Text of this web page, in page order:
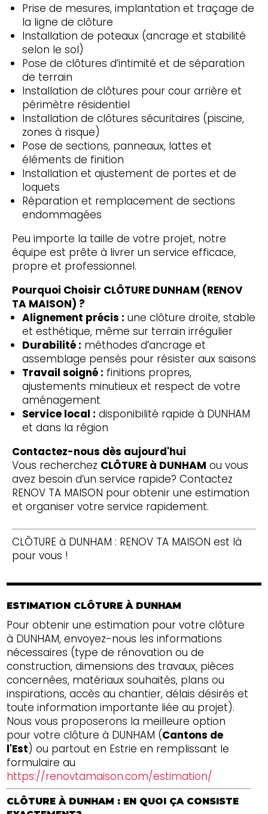
Prise de mesures, implantation et traçage de
la ligne de clôture
Installation de poteaux (ancrage et stabilité
selon le sol)
Pose de clôtures d’intimité et de séparation
de terrain
Installation de clôtures pour cour arrière et
périmètre résidentiel
Installation de clôtures sécuritaires (piscine,
zones à risque)
Pose de sections, panneaux, lattes et
éléments de finition
Installation et ajustement de portes et de
loquets
Réparation et remplacement de sections
endommagées
Peu importe la taille de votre projet, notre
équipe est prête à livrer un service efficace,
propre et professionnel.
Pourquoi Choisir CLÔTURE DUNHAM (RENOV
TA MAISON) ?
Alignement précis : une clôture droite, stable
et esthétique, même sur terrain irrégulier
Durabilité : méthodes d’ancrage et
assemblage pensés pour résister aux saisons
Travail soigné : finitions propres,
ajustements minutieux et respect de votre
aménagement
Service local : disponibilité rapide à DUNHAM
et dans la région
Contactez-nous dès aujourd'hui
Vous recherchez CLÔTURE à DUNHAM ou vous
avez besoin d’un service rapide? Contactez
RENOV TA MAISON pour obtenir une estimation
et organiser votre service rapidement.
CLÔTURE à DUNHAM : RENOV TA MAISON est là
pour vous !
ESTIMATION CLÔTURE À DUNHAM
Pour obtenir une estimation pour votre clôture
à DUNHAM, envoyez-nous les informations
nécessaires (type de rénovation ou de
construction, dimensions des travaux, pièces
concernées, matériaux souhaités, plans ou
inspirations, accès au chantier, délais désirés et
toute information importante liée au projet).
Nous vous proposerons la meilleure option
pour votre clôture à DUNHAM (Cantons de
l'Est) ou partout en Estrie en remplissant le
formulaire au
https://renovtamaison.com/estimation/
CLÔTURE À DUNHAM : EN QUOI ÇA CONSISTE